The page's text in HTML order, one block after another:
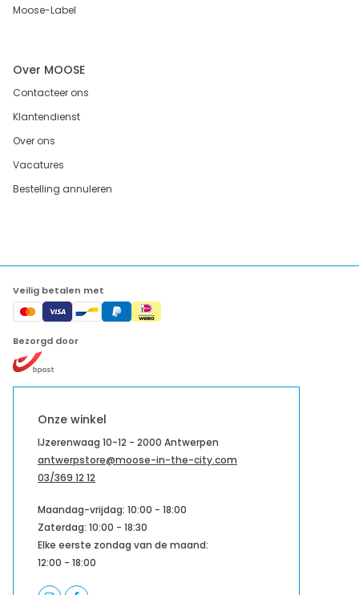
Moose-Label
Over MOOSE
Contacteer ons
Klantendienst
Over ons
Vacatures
Bestelling annuleren
Veilig betalen met
Bezorgd door
Onze winkel
IJzerenwaag 10-12 - 2000 Antwerpen
antwerpstore@moose-in-the-city.com
03/369 12 12
Maandag-vrijdag: 10:00 - 18:00
Zaterdag: 10:00 - 18:30
Elke eerste zondag van de maand:
12:00 - 18:00